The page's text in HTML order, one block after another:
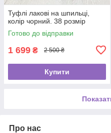
Туфлі лакові на шпильці,
колір чорний. 38 розмір
Готово до відправки
1 699 ₴ 2 500 ₴
Купити
Про нас